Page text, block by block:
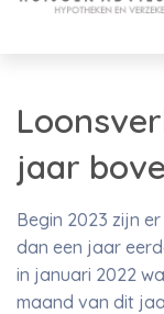
jaar
Begin 2023 zijn
dan een jaar
in januari 2022
maand van dit